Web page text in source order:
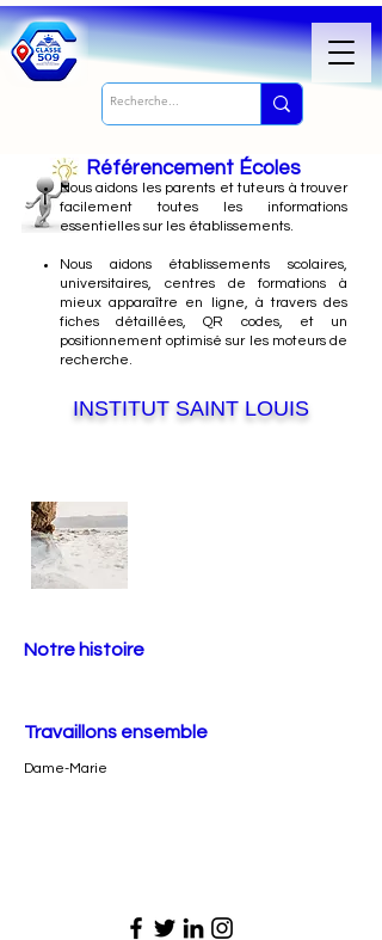
Référencement Écoles
Nousaidons les parents et tuteurs à trouver
facilement toutes les informations
essentielles sur les établissements.
Nous aidons établissements scolaires,
universitaires, centres de formations à
mieux apparaître en ligne, à travers des
fiches détaillées, QR codes, et un
positionnement optimisé sur les moteurs de
recherche.
INSTITUT SAINT LOUIS
Notre histoire
Travaillons ensemble
Dame-Marie